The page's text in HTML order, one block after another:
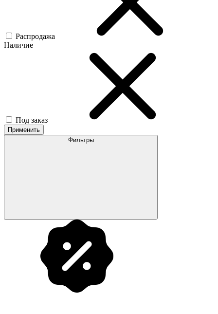
Распродажа
Наличие
Под заказ
Применить
Фильтры